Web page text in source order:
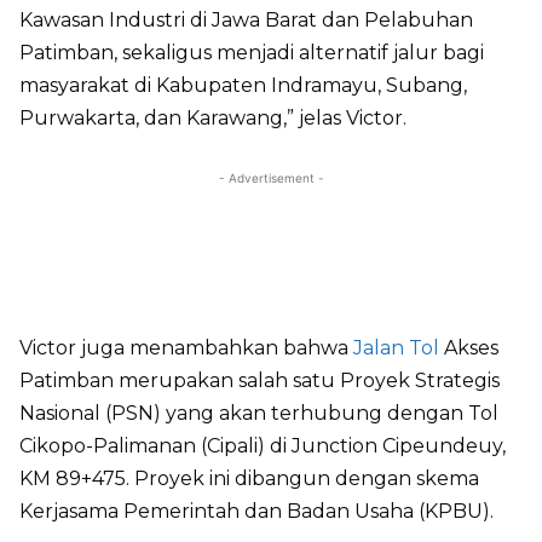
Kawasan Industri di Jawa Barat dan Pelabuhan
Patimban, sekaligus menjadi alternatif jalur bagi
masyarakat di Kabupaten Indramayu, Subang,
Purwakarta, dan Karawang,” jelas Victor.
- Advertisement -
Victor juga menambahkan bahwaJalan Tol Akses
Patimban merupakan salah satu Proyek Strategis
Nasional (PSN) yang akan terhubung dengan Tol
Cikopo-Palimanan (Cipali) di Junction Cipeundeuy,
KM 89+475. Proyek ini dibangun dengan skema
Kerjasama Pemerintah dan Badan Usaha (KPBU).